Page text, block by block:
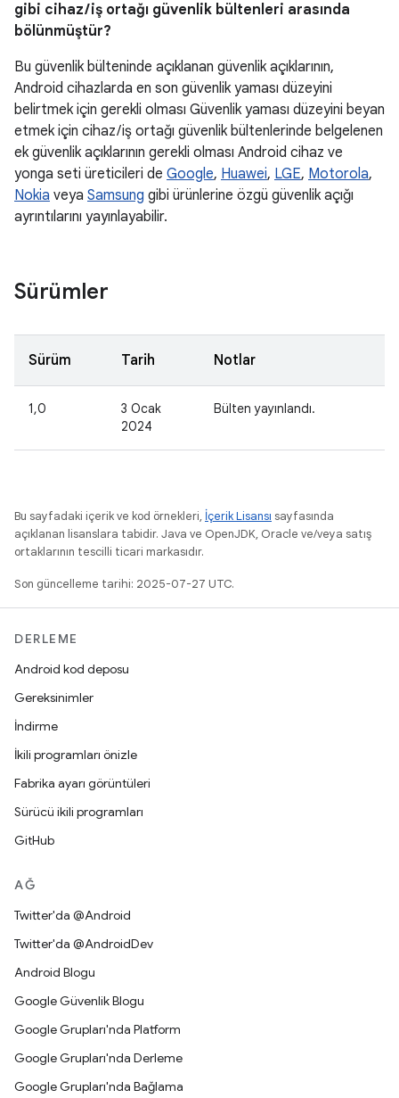
gibi cihaz / iş ortağı güvenlik bültenleri arasında
bölünmüştür?
Bu güvenlik bülteninde açıklanan güvenlik açıklarının,
Android cihazlarda en son güvenlik yaması düzeyini
belirtmek için gerekli olması Güvenlik yaması düzeyini beyan
etmek için cihaz / iş ortağı güvenlik bültenlerinde belgelenen
ek güvenlik açıklarının gerekli olması Android cihaz ve
yonga seti üreticileri de Google, Huawei, LGE, Motorola,
Nokia veya Samsung gibi ürünlerine özgü güvenlik açığı
ayrıntılarını yayınlayabilir.
Sürümler
Sürüm Tarih Notlar
1,0
3 Ocak
2024
Bülten yayınlandı.
Bu sayfadaki içerik ve kod örnekleri, İçerik Lisansı sayfasında
açıklanan lisanslara tabidir. Java ve OpenJDK, Oracle ve/veya satış
ortaklarının tescilli ticari markasıdır.
Son güncelleme tarihi: 2025-07-27 UTC.
DERLEME
Android kod deposu
Gereksinimler
İndirme
İkili programları önizle
Fabrika ayarı görüntüleri
Sürücü ikili programları
GitHub
AĞ
Twitter'da @Android
Twitter'da @AndroidDev
Android Blogu
Google Güvenlik Blogu
Google Grupları'nda Platform
Google Grupları'nda Derleme
Google Grupları'nda Bağlama